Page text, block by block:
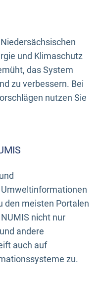
und Klimaschutz
das System
zu verbessern. Bei
nutzen Sie
den meisten Portalen
nicht nur
andere
auch auf
zu.